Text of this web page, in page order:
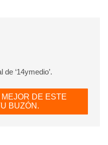
‘14ymedio’.
DE ESTE
BUZÓN.